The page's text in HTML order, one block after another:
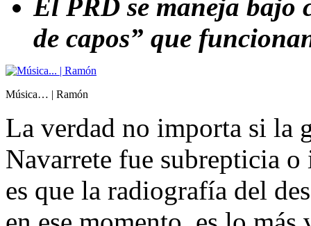
El PRD se maneja bajo
de capos” que
Música… | Ramón
La verdad no importa si la
Navarrete fue subrepticia
es que la radiografía del